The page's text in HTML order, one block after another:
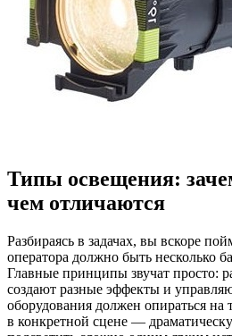
Типы освещения:
чем отличаются
Разбираясь в задачах, вы вскоре
оператора должно быть несколько
Главные принципы звучат просто:
создают разные эффекты и
оборудования должен опираться на
в конкретной сцене —